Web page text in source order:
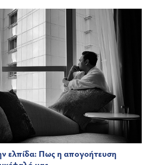
ελπίδα: Πως η απογοήτευση